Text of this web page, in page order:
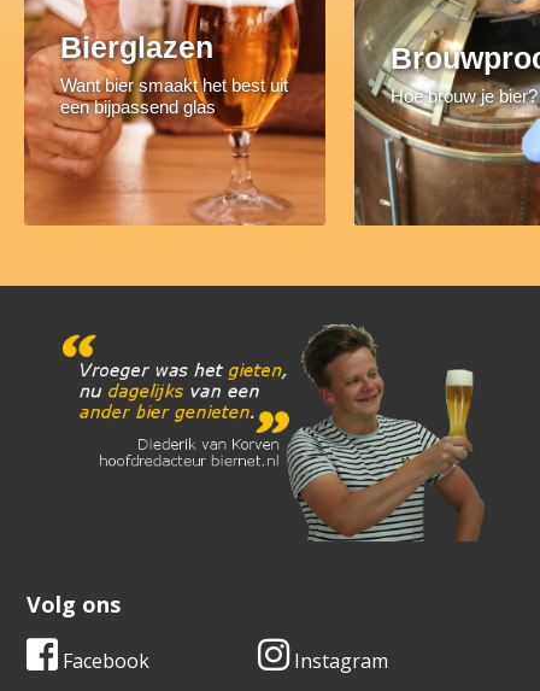
Bierglazen
Want bier smaakt het best uit
een bijpassend glas
Hoe brouw je bier?
Volg ons
Facebook Instagram